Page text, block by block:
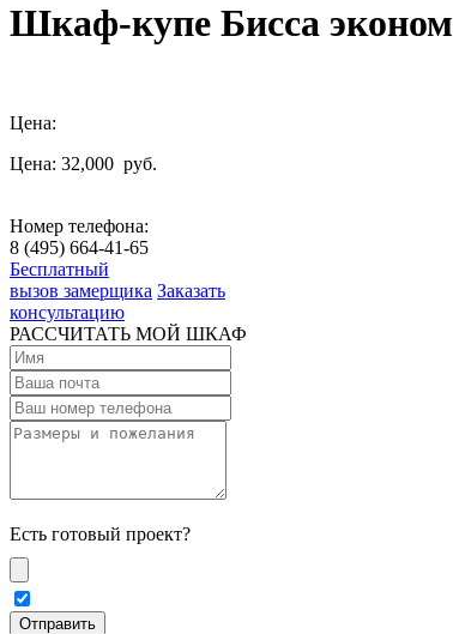
Шкаф-купе Бисса эконом
Цена:
Цена: 32,000 руб.
Номер телефона:
8 (495) 664-41-65
Бесплатный
вызов замерщика Заказать
консультацию
РАССЧИТАТЬ МОЙ ШКАФ
Есть готовый проект?